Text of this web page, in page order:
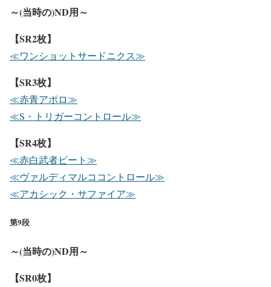
～(当時の)ND用～
【SR2枚】
≪ワンショットサードニクス≫
【SR3枚】
≪赤青アポロ≫
≪S・トリガーコントロール≫
【SR4枚】
≪赤白武者ビート≫
≪ヴァルディマルココントロール≫
≪アカシック・サファイア≫
第9段
～(当時の)ND用～
【SR0枚】